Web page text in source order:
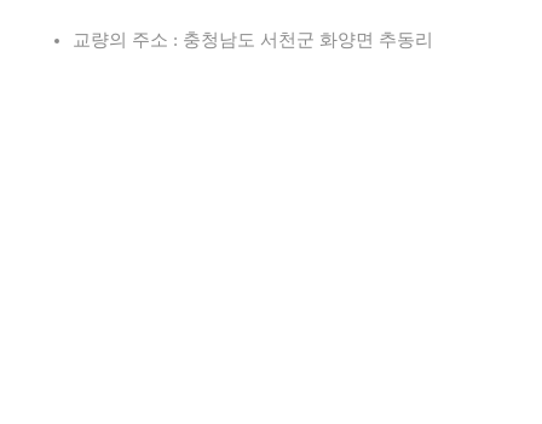
교량의 주소 : 충청남도 서천군 화양면 추동리